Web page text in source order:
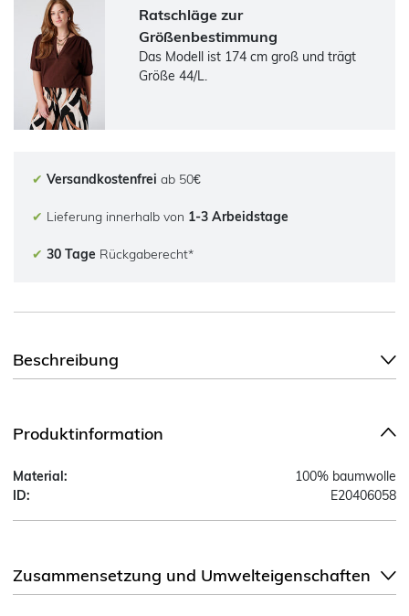
Ratschläge zur
Größenbestimmung
Das Modell ist 174 cm groß und trägt
Größe 44/L.
✔ Versandkostenfrei ab 50€
✔ Lieferung innerhalb von 1-3 Arbeidstage
✔ 30 Tage Rückgaberecht*
Beschreibung
Produktinformation
Material:
100% baumwolle
ID:
E20406058
Zusammensetzung und Umwelteigenschaften